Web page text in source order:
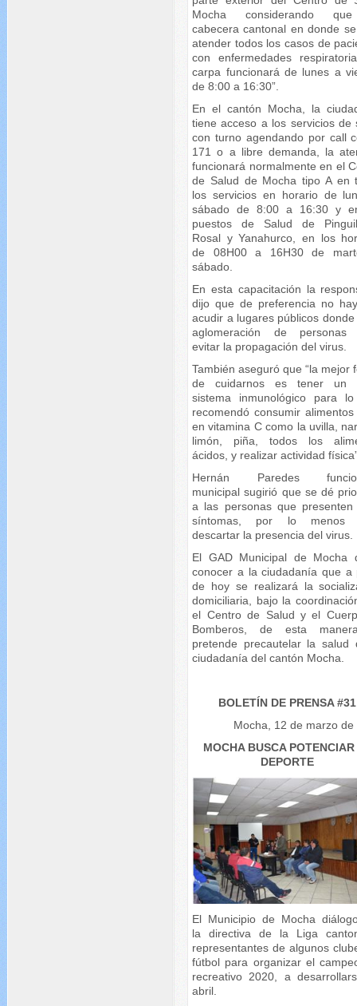
Mocha considerando
cabecera cantonal en donde
atender todos los casos de
con enfermedades
carpa funcionará de lunes a
de 8:00 a 16:30”.
En el cantón Mocha, la
tiene acceso a los servicios de
con turno agendando por call
171 o a libre demanda, la
funcionará normalmente en el
de Salud de Mocha tipo A en
los servicios en horario de
sábado de 8:00 a 16:30 y
puestos de Salud de
Rosal y Yanahurco, en los
de 08H00 a 16H30 de
sábado.
En esta capacitación la
dijo que de preferencia no
acudir a lugares públicos
aglomeración de personas
evitar la propagación del virus.
También aseguró que “la mejor
de cuidarnos es tener un
sistema inmunológico para
recomendó consumir
en vitamina C como la uvilla,
limón, piña, todos los
ácidos, y realizar actividad
Hernán Paredes
municipal sugirió que se dé
a las personas que presenten
síntomas, por lo menos
descartar la presencia del virus.
El GAD Municipal de Mocha
conocer a la ciudadanía que a
de hoy se realizará la
domiciliaria, bajo la
el Centro de Salud y el
Bomberos, de esta
pretende precautelar la salud
ciudadanía del cantón Mocha.
BOLETÍN DE PRENSA #31
Mocha, 12 de marzo de
MOCHA BUSCA
DEPORTE
El Municipio de Mocha
la directiva de la Liga
representantes de algunos
fútbol para organizar el
recreativo 2020, a
abril.